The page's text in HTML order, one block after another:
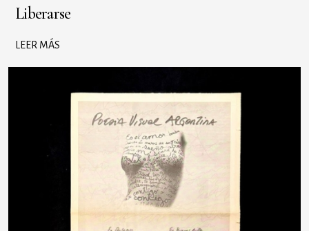
Liberarse
LEER MÁS